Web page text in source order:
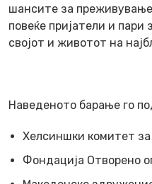
шансите за
повеќе пријатели и
својот и животот на
Наведеното барање го
Хелсиншки комитет за
Фондација Отворено